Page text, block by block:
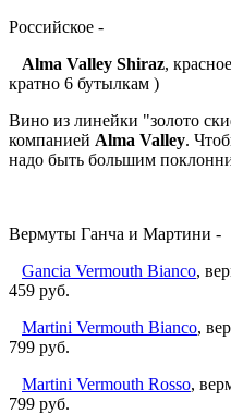
Российское -
Alma Valley Shiraz,
кратно 6 бутылкам )
Вино из линейки "золото
компанией Alma Valley.
надо быть большим
Вермуты Ганча и Мартини -
Gancia Vermouth Bianco,
459 руб.
Martini Vermouth Bianco,
799 руб.
Martini Vermouth Rosso,
799 руб.